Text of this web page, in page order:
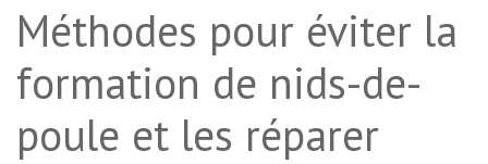
Méthodes pour éviter la
formation de nids-de-
poule et les réparer